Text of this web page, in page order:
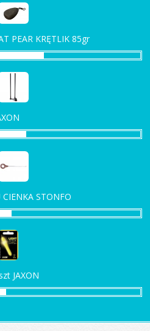
PEAR KRĘTLIK 85gr
STONFO
JAXON